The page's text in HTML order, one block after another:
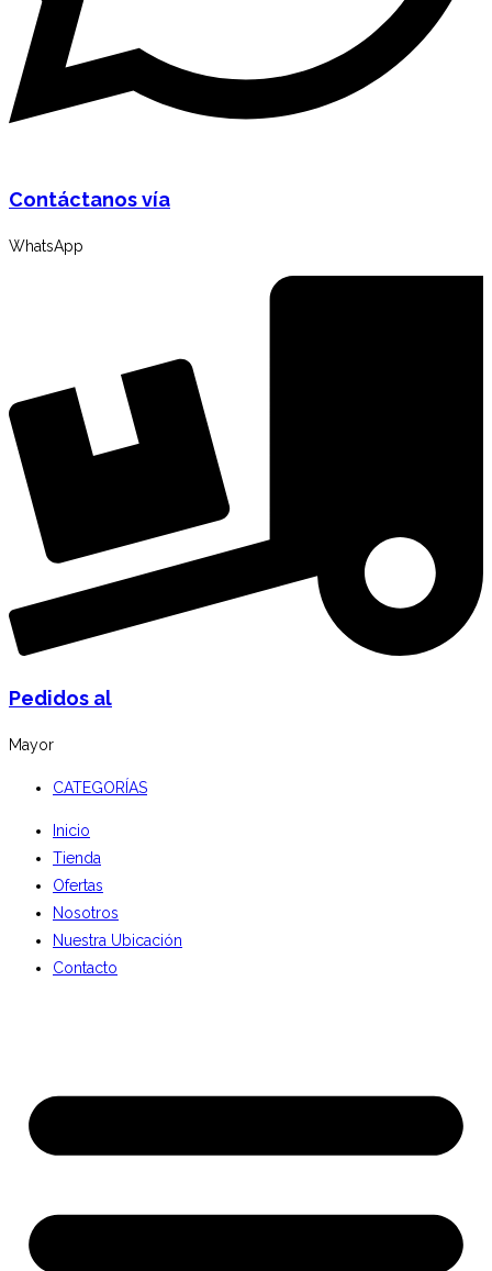
Contáctanos vía
WhatsApp
Pedidos al
Mayor
CATEGORÍAS
Inicio
Tienda
Ofertas
Nosotros
Nuestra Ubicación
Contacto